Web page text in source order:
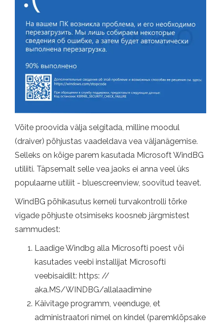
Võite proovida välja selgitada, milline moodul
(draiver) põhjustas vaadeldava vea väljanägemise.
Selleks on kõige parem kasutada Microsoft WindBG
utiliiti. Täpsemalt selle vea jaoks ei anna veel üks
populaarne utiliit - bluescreenview, soovitud teavet.
WindBG põhikasutus kerneli turvakontrolli tõrke
vigade põhjuste otsimiseks koosneb järgmistest
sammudest:
Laadige Windbg alla Microsofti poest või
kasutades veebi installijat Microsofti
veebisaidilt: https: //
aka.MS/WINDBG/allalaadimine
Käivitage programm, veenduge, et
administraatori nimel on kindel (paremklõpsake